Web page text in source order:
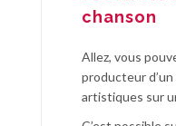
chanson
Allez, vous
producteur
artistiques sur